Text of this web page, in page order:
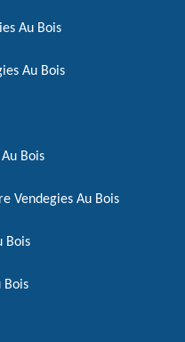
Au Bois
Au Bois
Bois
Vendegies Au Bois
Bois
Bois